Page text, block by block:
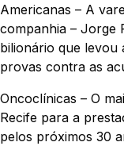
Americanas – A
companhia – Jorge
bilionário que levou
provas contra as
Oncoclínicas – O
Recife para a
pelos próximos 30